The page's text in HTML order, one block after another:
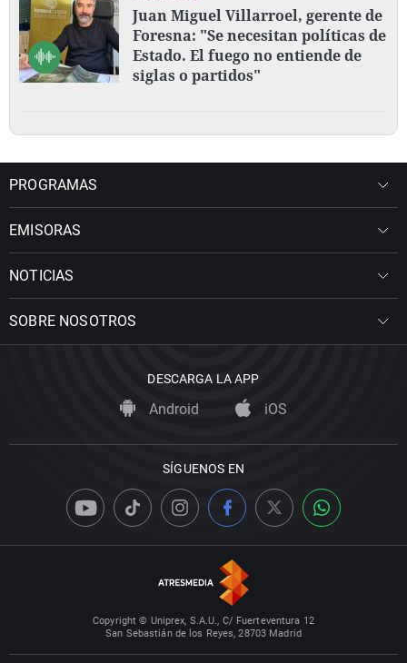
Juan Miguel Villarroel, gerente de
Foresna: "Se necesitan políticas de
Estado. El fuego no entiende de
siglas o partidos"
PROGRAMAS
EMISORAS
NOTICIAS
SOBRE NOSOTROS
DESCARGA LA APP
Android iOS
SÍGUENOS EN
Copyright © Uniprex, S.A.U., C/ Fuerteventura 12
San Sebastián de los Reyes, 28703 Madrid